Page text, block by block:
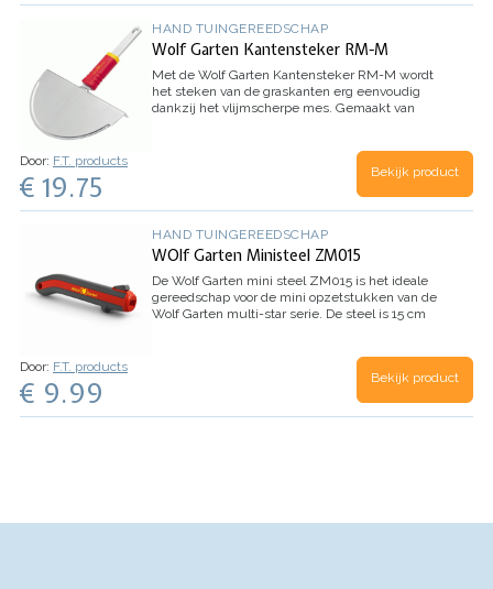
HAND TUINGEREEDSCHAP
Wolf Garten Kantensteker RM-M
Met de Wolf Garten Kantensteker RM-M wordt
het steken van de graskanten erg eenvoudig
dankzij het vlijmscherpe mes. Gemaakt van
Inhoud: 1 stuk
Door: F.T. products
€ 19.75 Bekijk product
HAND TUINGEREEDSCHAP
WOlf Garten Ministeel ZM015
De Wolf Garten mini steel ZM015 is het ideale
gereedschap voor de mini opzetstukken van de
Wolf Garten multi-star serie. De steel is 15 cm
onmisbaar. Deze steel is benodigd om de
opzetstukken comfortabel te kunnen gebruiken,
en alle onderdelen van de multi-star serie
passen op elke steel. Inhoud: 1 stuk ZM015 mini
Door: F.T. products
€ 9.99 Bekijk product